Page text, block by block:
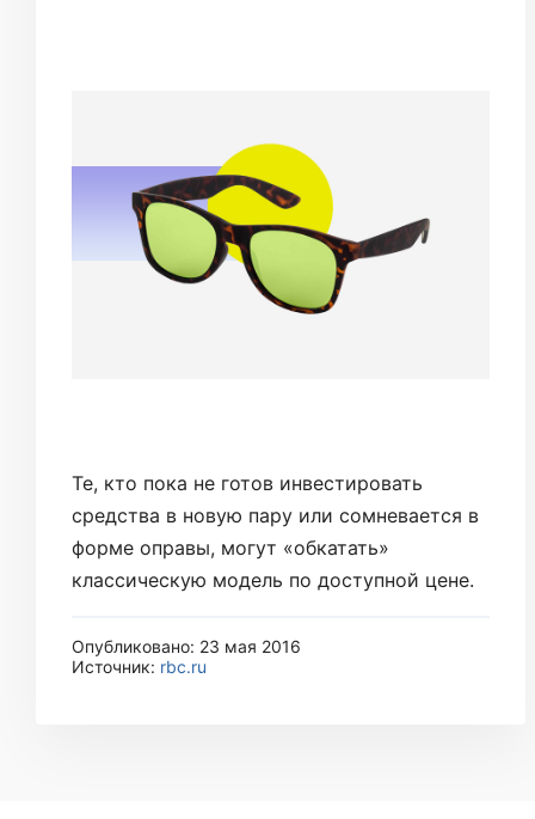
Те, кто пока не готов инвестировать
средства в новую пару или сомневается в
форме оправы, могут «обкатать»
классическую модель по доступной цене.
Опубликовано: 23 мая 2016
Источник: rbc.ru